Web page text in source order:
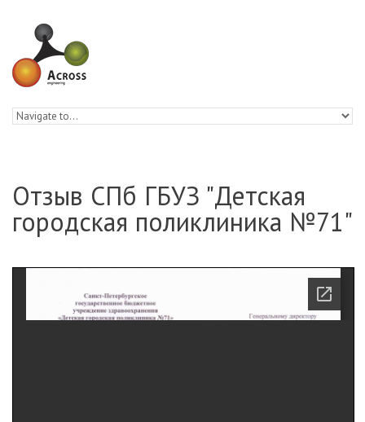
Отзыв СПб ГБУЗ "Детская
городская поликлиника №71"